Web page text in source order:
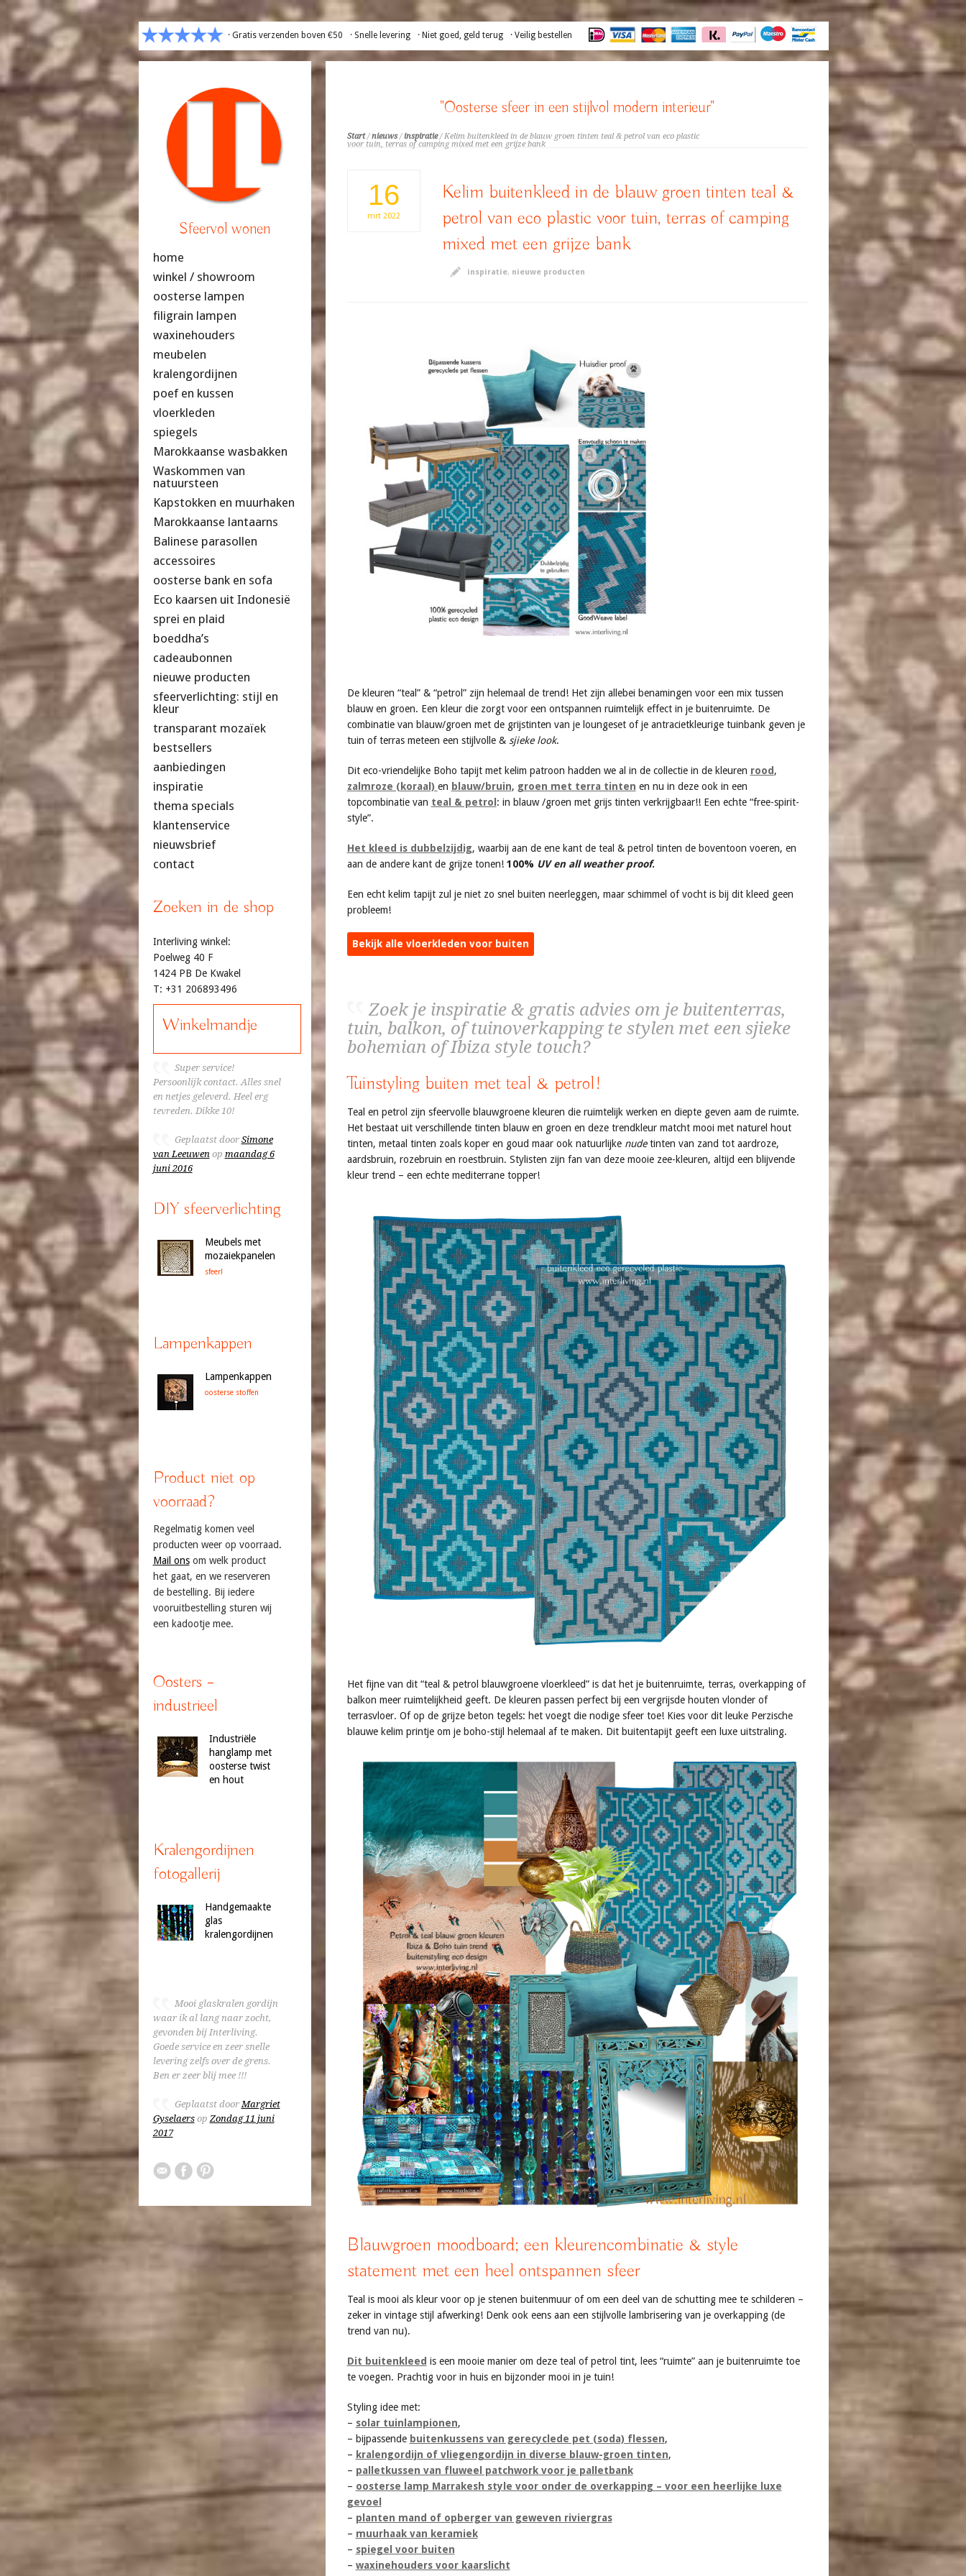
· Gratis verzenden boven €50 · Snelle levering · Niet goed, geld terug · Veilig bestellen
"Oosterse sfeer in een stijlvol modern interieur"
Start/nieuws/inspiratie/ Kelim buitenkleed in de blauw groen tinten teal & petrol van eco plastic
voor tuin, terras of camping mixed met een grijze bank
16
mrt 2022
Kelim buitenkleed in de blauw groen tinten teal &
petrol van eco plastic voor tuin, terras of camping
mixed met een grijze bank
inspiratie, nieuwe producten
De kleuren “teal” & “petrol” zijn helemaal de trend! Het zijn allebei benamingen voor een mix tussen
blauw en groen. Een kleur die zorgt voor een ontspannen ruimtelijk effect in je buitenruimte. De
combinatie van blauw/groen met de grijstinten van je loungeset of je antracietkleurige tuinbank geven je
tuin of terras meteen een stijlvolle & sjieke look.
Dit eco-vriendelijke Boho tapijt met kelim patroon hadden we al in de collectie in de kleuren rood ,
zalmroze (koraal) en blauw/bruin, groen met terra tinten en nu in deze ook in een
topcombinatie van teal & petrol : in blauw /groen met grijs tinten verkrijgbaar!! Een echte “free-spirit-
style”.
Het kleed is dubbelzijdig, waarbij aan de ene kant de teal & petrol tinten de boventoon voeren, en
aan de andere kant de grijze tonen! 100% UV en all weather proof.
Een echt kelim tapijt zul je niet zo snel buiten neerleggen, maar schimmel of vocht is bij dit kleed geen
probleem!
Bekijk alle vloerkleden voor buiten
Zoek je inspiratie & gratis advies om je buitenterras,
tuin, balkon, of tuinoverkapping te stylen met een sjieke
bohemian of Ibiza style touch?
Tuinstyling buiten met teal & petrol!
Teal en petrol zijn sfeervolle blauwgroene kleuren die ruimtelijk werken en diepte geven aam de ruimte.
Het bestaat uit verschillende tinten blauw en groen en deze trendkleur matcht mooi met naturel hout
tinten, metaal tinten zoals koper en goud maar ook natuurlijke nudetinten van zand tot aardroze,
aardsbruin, rozebruin en roestbruin. Stylisten zijn fan van deze mooie zee-kleuren, altijd een blijvende
kleur trend – een echte mediterrane topper!
Het fijne van dit “teal & petrol blauwgroene vloerkleed” is dat het je buitenruimte, terras, overkapping of
balkon meer ruimtelijkheid geeft. De kleuren passen perfect bij een vergrijsde houten vlonder of
terrasvloer. Of op de grijze beton tegels: het voegt die nodige sfeer toe! Kies voor dit leuke Perzische
blauwe kelim printje om je boho-stijl helemaal af te maken. Dit buitentapijt geeft een luxe uitstraling.
Blauwgroen moodboard; een kleurencombinatie & style
statement met een heel ontspannen sfeer
Teal is mooi als kleur voor op je stenen buitenmuur of om een deel van de schutting mee te schilderen –
zeker in vintage stijl afwerking! Denk ook eens aan een stijlvolle lambrisering van je overkapping (de
trend van nu).
Dit buitenkleed is een mooie manier om deze teal of petrol tint, lees “ruimte” aan je buitenruimte toe
te voegen. Prachtig voor in huis en bijzonder mooi in je tuin!
Styling idee met:
– solar tuinlampionen,
– bijpassende buitenkussens van gerecyclede pet (soda) flessen,
– kralengordijn of vliegengordijn in diverse blauw-groen tinten,
– palletkussen van fluweel patchwork voor je palletbank
– oosterse lamp Marrakesh style voor onder de overkapping – voor een heerlijke luxe
gevoel
– planten mand of opberger van geweven riviergras
– muurhaak van keramiek
– spiegel voor buiten
– waxinehouders voor kaarslicht
Sfeervol wonen
home
winkel / showroom
oosterse lampen
filigrain lampen
waxinehouders
meubelen
kralengordijnen
poef en kussen
vloerkleden
spiegels
Marokkaanse wasbakken
Waskommen van
natuursteen
Kapstokken en muurhaken
Marokkaanse lantaarns
Balinese parasollen
accessoires
oosterse bank en sofa
Eco kaarsen uit Indonesië
sprei en plaid
boeddha’s
cadeaubonnen
nieuwe producten
sfeerverlichting: stijl en
kleur
transparant mozaïek
bestsellers
aanbiedingen
inspiratie
thema specials
klantenservice
nieuwsbrief
contact
Zoeken in de shop
Interliving winkel:
Poelweg 40 F
1424 PB De Kwakel
T: +31 206893496
Winkelmandje
Super service!
Persoonlijk contact. Alles snel
en netjes geleverd. Heel erg
tevreden. Dikke 10!
Geplaatst door Simone
van Leeuwenop maandag 6
juni 2016
DIY sfeerverlichting
Meubels met
mozaiekpanelen
sfeer!
Lampenkappen
Lampenkappen
oosterse stoffen
Product niet op
voorraad?
Regelmatig komen veel
producten weer op voorraad.
Mail onsom welk product
het gaat, en we reserveren
de bestelling. Bij iedere
vooruitbestelling sturen wij
een kadootje mee.
Oosters –
industrieel
Industriële
hanglamp met
oosterse twist
en hout
Kralengordijnen
fotogallerij
Handgemaakte
glas
kralengordijnen
Mooi glaskralen gordijn
waar ik al lang naar zocht,
gevonden bij Interliving.
Goede service en zeer snelle
levering zelfs over de grens.
Ben er zeer blij mee !!!
Geplaatst doorMargriet
Gyselaersop Zondag 11 juni
2017